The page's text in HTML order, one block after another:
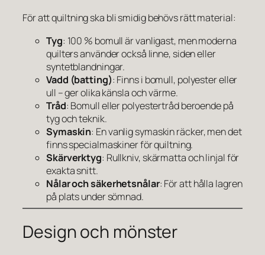
För att quiltning ska bli smidig behövs rätt material:
Tyg: 100 % bomull är vanligast, men moderna
quilters använder också linne, siden eller
syntetblandningar.
Vadd (batting): Finns i bomull, polyester eller
ull – ger olika känsla och värme.
Tråd: Bomull eller polyestertråd beroende på
tyg och teknik.
Symaskin: En vanlig symaskin räcker, men det
finns specialmaskiner för quiltning.
Skärverktyg: Rullkniv, skärmatta och linjal för
exakta snitt.
Nålar och säkerhetsnålar: För att hålla lagren
på plats under sömnad.
Design och mönster